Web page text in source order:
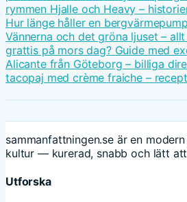
rymmen Hjalle och Heavy –
Hur länge håller en
Vännerna och det gröna ljuset –
grattis på mors dag? Guide med
Alicante från Göteborg – billiga
tacopaj med crème fraiche –
sammanfattningen.se är en
kultur — kurerad, snabb och lätt
Utforska